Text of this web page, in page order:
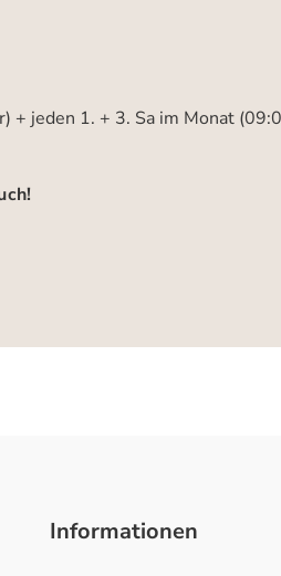
+ jeden 1. + 3. Sa im Monat
Informationen